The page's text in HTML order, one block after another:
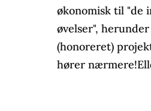
økonomisk til "de
øvelser",
(honoreret)
hører